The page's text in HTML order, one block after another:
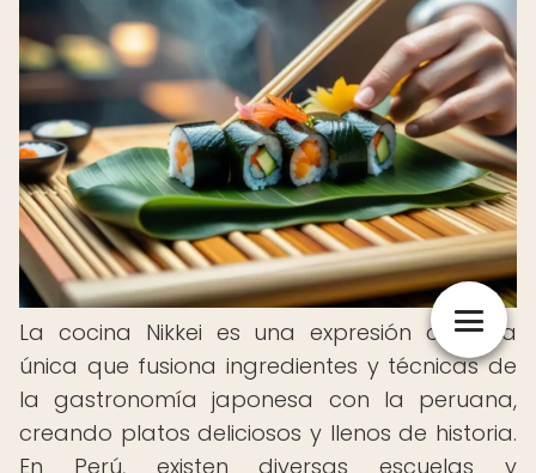
La cocina Nikkei es una expresión culinaria
única que fusiona ingredientes y técnicas de
la gastronomía japonesa con la peruana,
creando platos deliciosos y llenos de historia.
En Perú, existen diversas escuelas y